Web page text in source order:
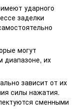
ударного
заделки
могут
диапазоне, их
зависит от их
силы нажатия.
сменными